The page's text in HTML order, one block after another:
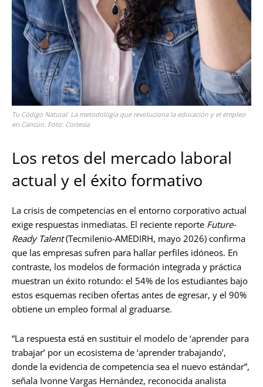
Tu Código Natural: La metodología que revoluciona la educación y el empleo
en Cancún. Foto: Cortesía
Los retos del mercado laboral
actual y el éxito formativo
La crisis de competencias en el entorno corporativo actual
exige respuestas inmediatas. El reciente reporte Future-
Ready Talent(Tecmilenio-AMEDIRH, mayo 2026) confirma
que las empresas sufren para hallar perfiles idóneos. En
contraste, los modelos de formación integrada y práctica
muestran un éxito rotundo: el 54% de los estudiantes bajo
estos esquemas reciben ofertas antes de egresar, y el 90%
obtiene un empleo formal al graduarse.
“La respuesta está en sustituir el modelo de ‘aprender para
trabajar’ por un ecosistema de ‘aprender trabajando’,
donde la evidencia de competencia sea el nuevo estándar”,
señala Ivonne Vargas Hernández, reconocida analista